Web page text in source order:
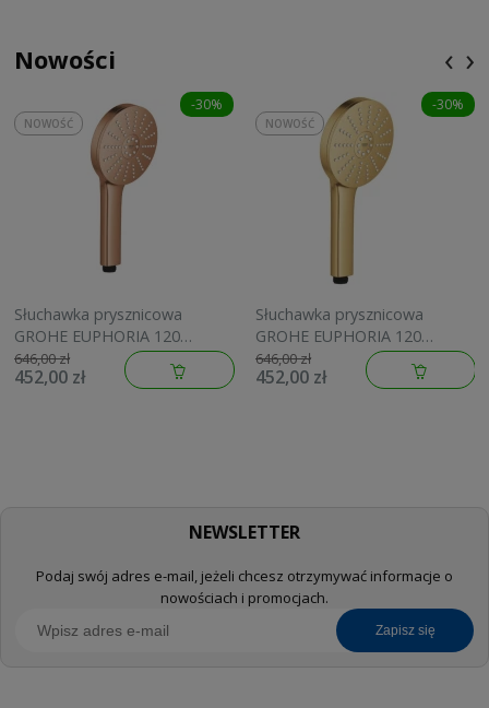
Nowości
-30%
Słuchawka prysznicowa
GROHE EUPHORIA 120
brushed warm sunset
134883DL00
646,00 zł
452,00 zł
NOWOŚĆ
-30%
Słuchawka prysznicowa
GROHE EUPHORIA 120
brushed cool sunrise
134883GN00
646,00 zł
452,00 zł
NOWOŚĆ
‹ ›
NEWSLETTER
Podaj swój adres e-mail, jeżeli chcesz otrzymywać informacje o
nowościach i promocjach.
zapisz się